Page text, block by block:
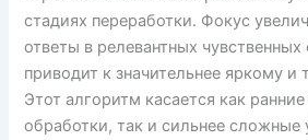
стадиях переработки. Фокус
ответы в релевантных чувственных
приводит к значительнее яркому и
Этот алгоритм касается как
обработки, так и сильнее сложные